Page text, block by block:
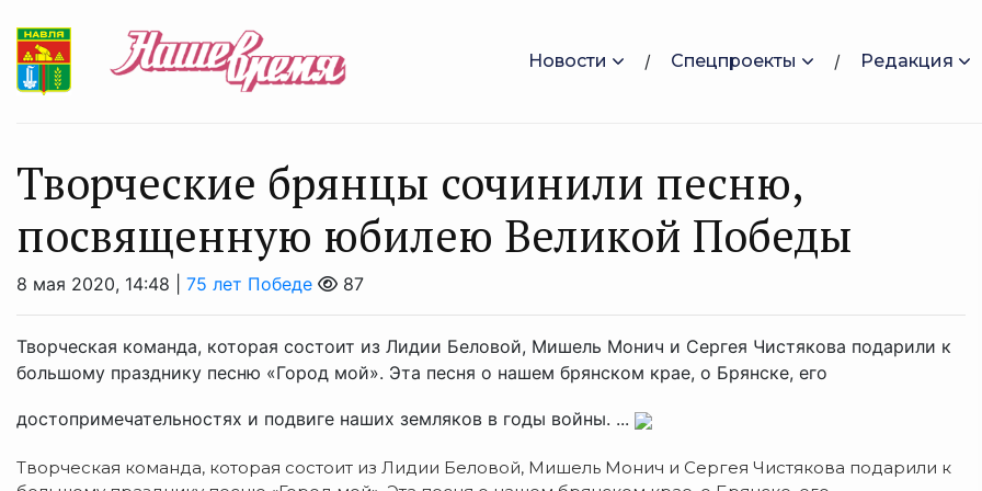
Новости Спецпроекты Редакция
Творческие брянцы сочинили песню,
посвященную юбилею Великой Победы
8 мая 2020, 14:48 | 75 лет Победе 87
Творческая команда, которая состоит из Лидии Беловой, Мишель Монич и Сергея Чистякова подарили к
большому празднику песню «Город мой». Эта песня о нашем брянском крае, о Брянске, его
достопримечательностях и подвиге наших земляков в годы войны. ...
Творческая команда, которая состоит из Лидии Беловой, Мишель Монич и Сергея Чистякова подарили к